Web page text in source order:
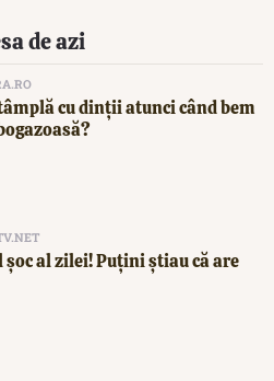
de azi
cu dinții atunci când bem
al zilei! Puţini ştiau că are